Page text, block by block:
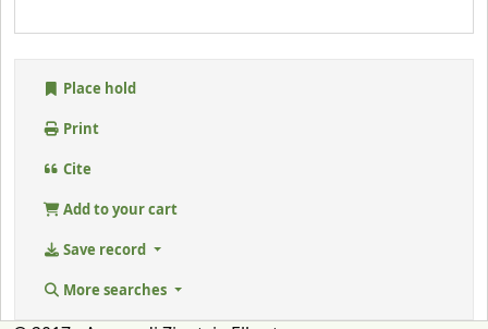
Place hold
Print
Cite
Add to your cart
Save record
More searches